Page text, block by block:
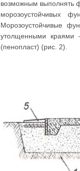
возможным выполнять
морозоустойчивых
Морозоустойчивые
утолщенными краями
(пенопласт) (рис. 2).